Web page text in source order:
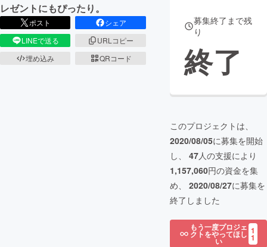
レゼントにもぴったり。
ポスト
シェア
LINEで送る
URLコピー
埋め込み
QRコード
募集終了まで残
り
終了
このプロジェクトは、
2020/08/05に募集を開始
し、 47人の支援により
1,157,060円の資金を集
め、 2020/08/27に募集を
終了しました
もう一度プロジェ
クトをやってほし
い
1
1